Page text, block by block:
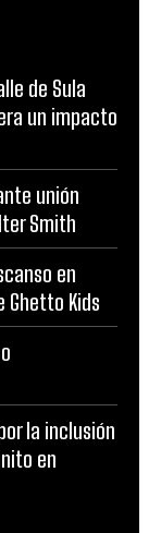
de Sula
un impacto
unión
Smith
en
Ghetto Kids
la inclusión
en